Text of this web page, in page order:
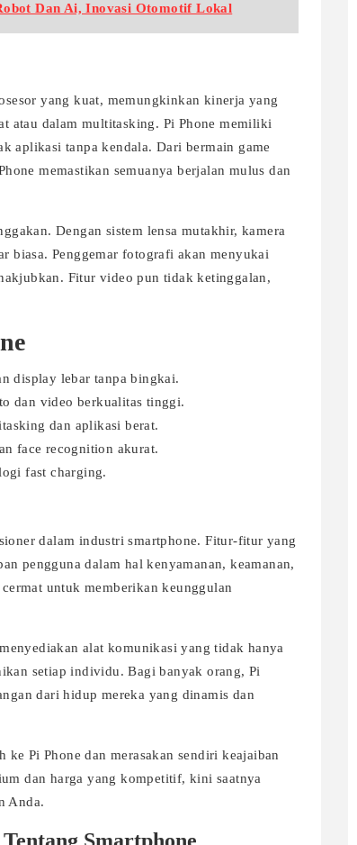
Dan Ai, Inovasi Otomotif Lokal
yang kuat, memungkinkan kinerja yang
atau dalam multitasking. Pi Phone memiliki
aplikasi tanpa kendala. Dari bermain game
memastikan semuanya berjalan mulus dan
Dengan sistem lensa mutakhir, kamera
biasa. Penggemar fotografi akan menyukai
Fitur video pun tidak ketinggalan,
display lebar tanpa bingkai.
dan video berkualitas tinggi.
dan aplikasi berat.
face recognition akurat.
fast charging.
dalam industri smartphone. Fitur-fitur yang
pengguna dalam hal kenyamanan, keamanan,
untuk memberikan keunggulan
alat komunikasi yang tidak hanya
setiap individu. Bagi banyak orang, Pi
dari hidup mereka yang dinamis dan
Pi Phone dan merasakan sendiri keajaiban
dan harga yang kompetitif, kini saatnya
Anda.